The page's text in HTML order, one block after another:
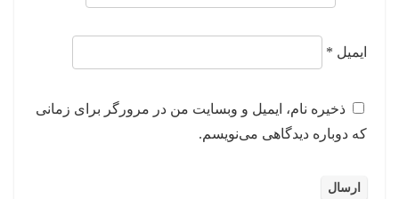
ایمیل *
ذخیره نام، ایمیل و وبسایت من در مرورگر برای زمانی
که دوباره دیدگاهی می‌نویسم.